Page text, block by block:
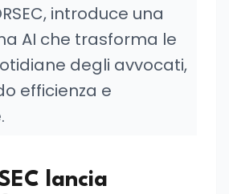
introduce una
AI che trasforma le
degli avvocati,
efficienza e
lancia